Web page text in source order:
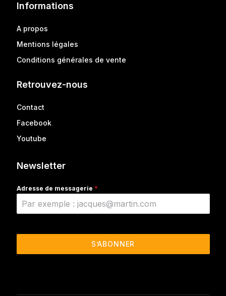
Informations
A propos
Mentions légales
Conditions générales de vente
Retrouvez-nous
Contact
Facebook
Youtube
Newsletter
Adresse de messagerie *
S’ABONNER